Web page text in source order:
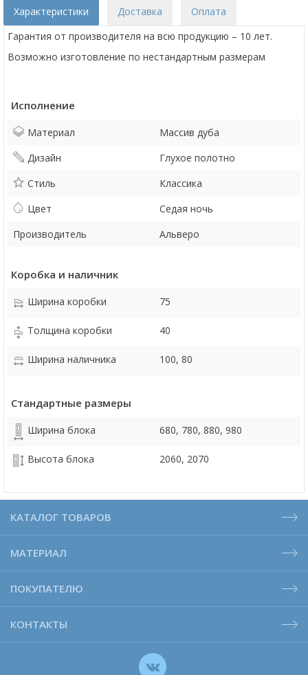
Характеристики Доставка
Оплата
Гарантия от производителя на всю продукцию – 10 лет.
Возможно изготовление по нестандартным размерам
Исполнение
Материал
Массив дуба
Дизайн
Глухое полотно
Стиль
Классика
Цвет
Седая ночь
Производитель
Альверо
Коробка и наличник
Ширина коробки 75
Толщина коробки 40
Ширина наличника 100, 80
Стандартные размеры
Ширина блока 680, 780, 880, 980
Высота блока 2060, 2070
КАТАЛОГ ТОВАРОВ
МАТЕРИАЛ
ПОКУПАТЕЛЮ
КОНТАКТЫ